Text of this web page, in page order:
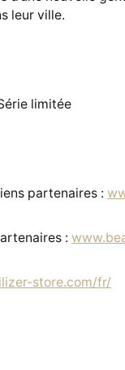
leur ville.
limitée
partenaires :
:
store.com/fr/